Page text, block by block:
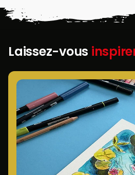
Laissez-vous